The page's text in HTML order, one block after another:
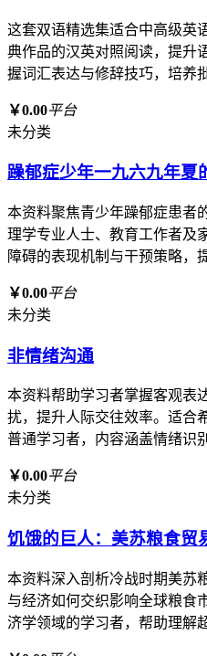
这套双语精选集适合中高级英
典作品的汉英对照阅读，提升
握词汇表达与修辞技巧，培养
￥0.00平台
未分类
躁郁症少年一九六九年夏
本资料聚焦青少年躁郁症患者
理学专业人士、教育工作者及
障碍的表现机制与干预策略，
￥0.00平台
未分类
非情绪沟通
本资料帮助学习者掌握客观表
扰，提升人际交往效率。适合
普通学习者，内容涵盖情绪识
￥0.00平台
未分类
饥饿的巨人：美苏粮食贸
本资料深入剖析冷战时期美苏
与经济如何交织影响全球粮食
济学领域的学习者，帮助理解